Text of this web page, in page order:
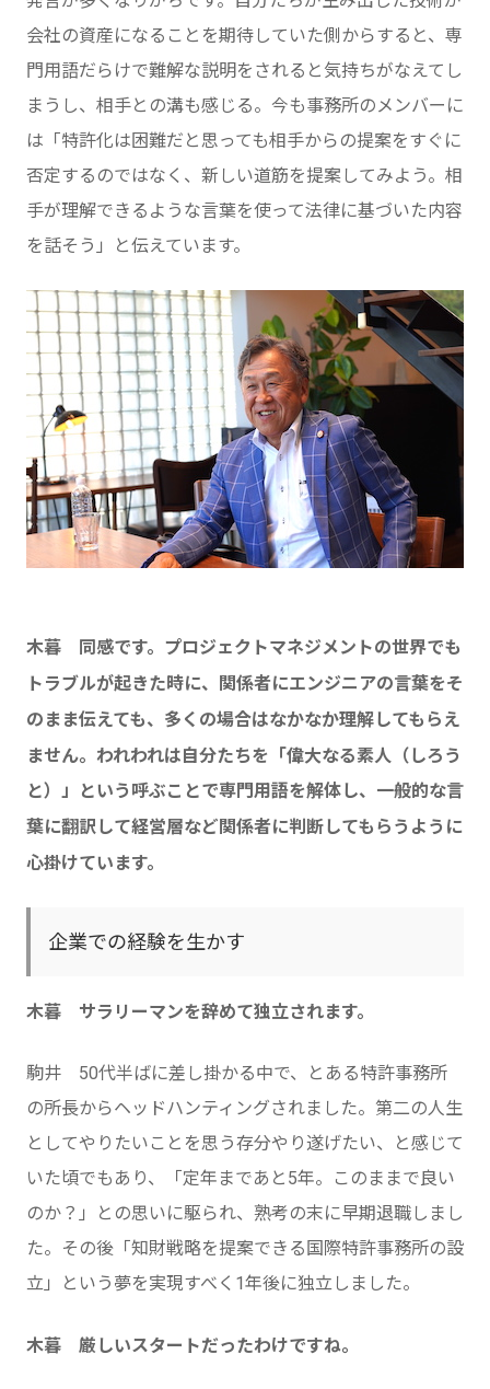
会社の資産になることを期待していた側からすると、専
門用語だらけで難解な説明をされると気持ちがなえてし
まうし、相手との溝も感じる。今も事務所のメンバーに
は「特許化は困難だと思っても相手からの提案をすぐに
否定するのではなく、新しい道筋を提案してみよう。相
手が理解できるような言葉を使って法律に基づいた内容
を話そう」と伝えています。
木暮 同感です。プロジェクトマネジメントの世界でも
トラブルが起きた時に、関係者にエンジニアの言葉をそ
のまま伝えても、多くの場合はなかなか理解してもらえ
ません。われわれは自分たちを「偉大なる素人（しろう
と）」という呼ぶことで専門用語を解体し、一般的な言
葉に翻訳して経営層など関係者に判断してもらうように
心掛けています。
企業での経験を生かす
木暮 サラリーマンを辞めて独立されます。
駒井 50代半ばに差し掛かる中で、とある特許事務所
の所長からヘッドハンティングされました。第二の人生
としてやりたいことを思う存分やり遂げたい、と感じて
いた頃でもあり、「定年まであと5年。このままで良い
のか？」との思いに駆られ、熟考の末に早期退職しまし
た。その後「知財戦略を提案できる国際特許事務所の設
立」という夢を実現すべく1年後に独立しました。
木暮 厳しいスタートだったわけですね。